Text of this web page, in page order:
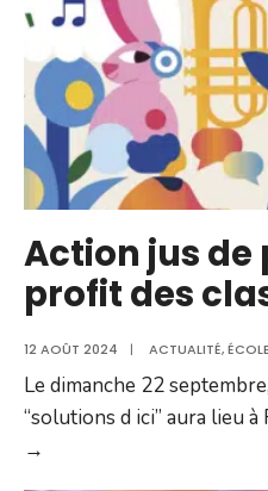
réseau
public
Action jus de
profit des
12 AOÛT 2024 | ACTUALITÉ,ÉCOLE
Le dimanche 22
“solutions d ici” aura lieu à
→